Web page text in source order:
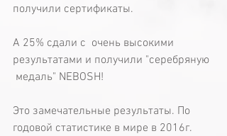
получили сертификаты.
А 25% сдали с  очень высокими
результатами и получили "серебряную
медаль" NEBOSH!
Это замечательные результаты. По
годовой статистике в мире в 2016г.